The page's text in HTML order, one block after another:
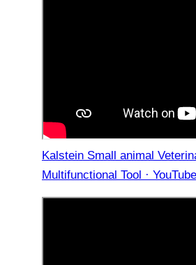
Kalstein Small animal
Multifunctional Tool ·